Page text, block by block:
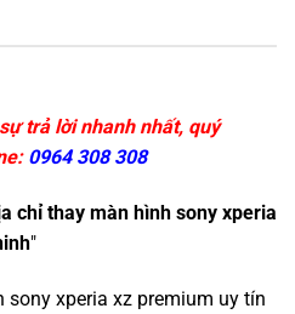
trả lời nhanh nhất, quý
0964 308 308
chỉ thay màn hình sony xperia
"
xperia xz premium uy tín